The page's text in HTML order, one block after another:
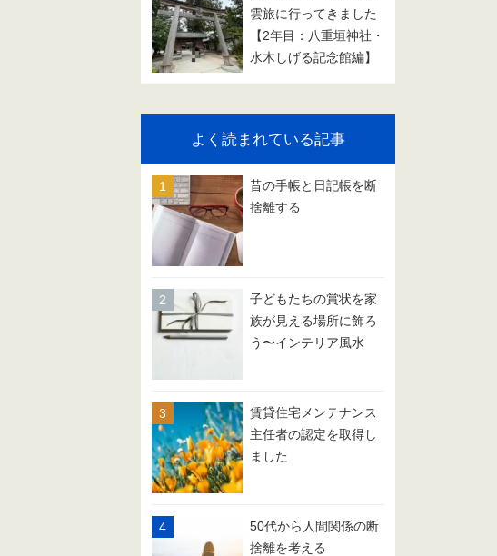
雲旅に行ってきました
【2年目：八重垣神社・
水木しげる記念館編】
よく読まれている記事
昔の手帳と日記帳を断
捨離する
子どもたちの賞状を家
族が見える場所に飾ろ
う〜インテリア風水
賃貸住宅メンテナンス
主任者の認定を取得し
ました
50代から人間関係の断
捨離を考える